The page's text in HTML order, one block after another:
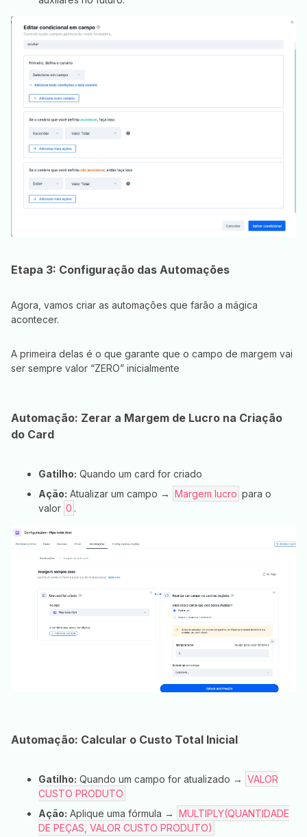
Etapa 3: Configuração das Automações
Agora, vamos criar as automações que farão a mágica
acontecer.
A primeira delas é o que garante que o campo de margem vai
ser sempre valor “ZERO” inicialmente
Automação: Zerar a Margem de Lucro na Criação
do Card
Gatilho: Quando um card for criado
Ação: Atualizar um campo → Margem lucro para o
valor 0 .
Automação: Calcular o Custo Total Inicial
Gatilho: Quando um campo for atualizado → VALOR
CUSTO PRODUTO
Ação: Aplique uma fórmula → MULTIPLY(QUANTIDADE
DE PEÇAS, VALOR CUSTO PRODUTO)